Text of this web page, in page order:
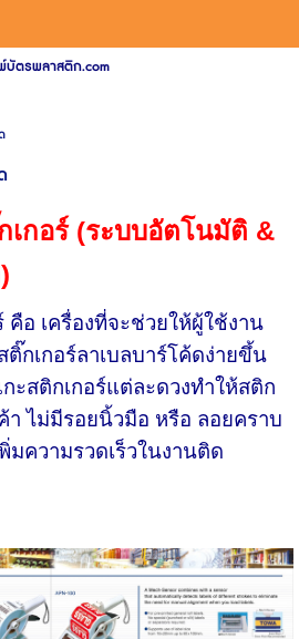
บัตรพลาสติก.com
เกอร์ (ระบบอัตโนมัติ &
คือ เครื่องที่จะช่วยให้ผู้ใช้งาน
กเกอร์ลาเบลบาร์โค้ดง่ายขึ้น
ะสติกเกอร์แต่ละดวงทำให้สติก
า ไม่มีรอยนิ้วมือ หรือ ลอยคราบ
มความรวดเร็วในงานติด